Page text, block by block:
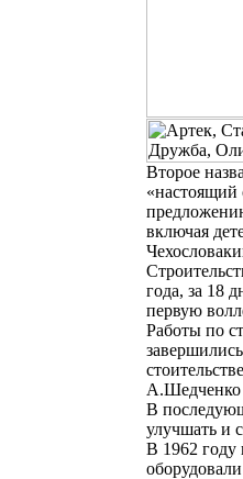
Второе
«настоящий
включая
года, за 18
первую
Работы по
А.Шедченко
В
улучшать и
В 1962